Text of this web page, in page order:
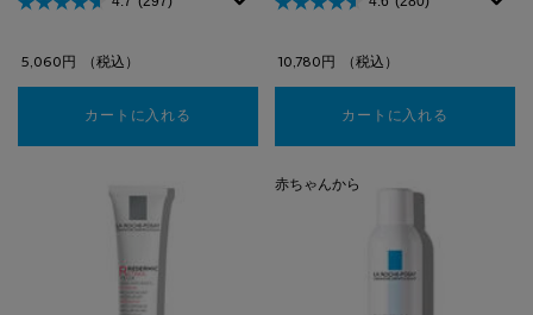
5,060円 （税込）
カートに入れる 【化粧水】トレリアン 薬用モイスチャーローシ
10,780円 （税込）
カートに入れる
赤ちゃんから